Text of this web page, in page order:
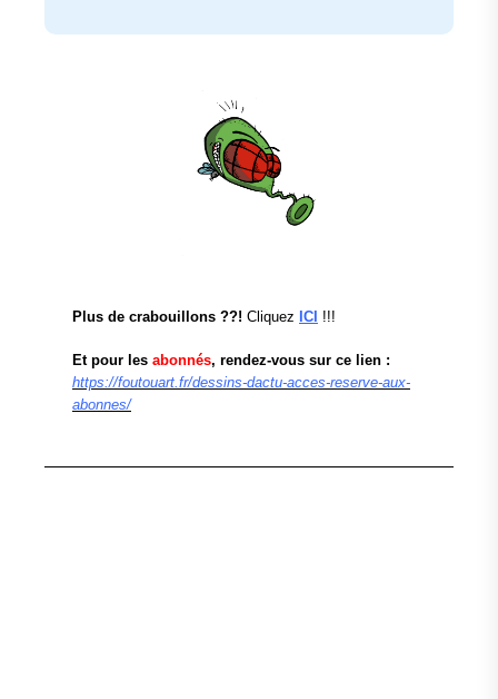
Plus de crabouillons ??! Cliquez ICI !!!
Et pour les abonnés, rendez-vous sur ce lien :
https://foutouart.fr/dessins-dactu-acces-reserve-aux-
abonnes/